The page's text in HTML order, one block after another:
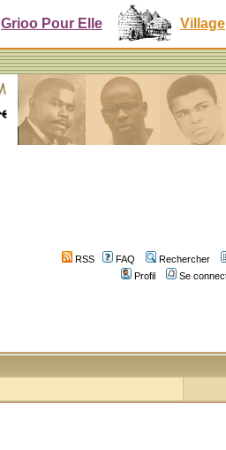
Grioo Pour Elle Village
RSS FAQ
Rechercher
Profil
Se